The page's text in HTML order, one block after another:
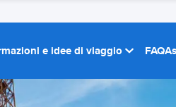
e idee di viaggio FAQ